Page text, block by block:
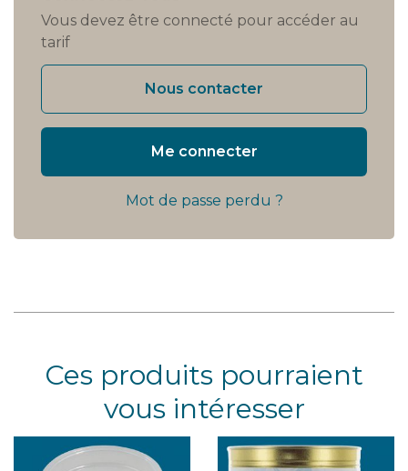
Vous devez être connecté pour accéder au
tarif
Nous contacter
Me connecter
Mot de passe perdu ?
Ces produits pourraient
vous intéresser